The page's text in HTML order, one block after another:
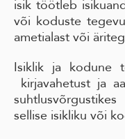
isik töötleb
või koduste
ametialast või
Isiklik ja kodune
kirjavahetust ja
sellise isikliku või